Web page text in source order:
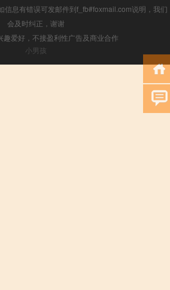
信息有错误可发邮件到f_fb#foxmail.com说明，我们
会及时纠正，谢谢
趣爱好，不接盈利性广告及商业合作
小男孩